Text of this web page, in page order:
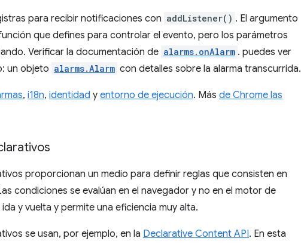
para recibir notificaciones con addListener() . El argumento
que defines para controlar el evento, pero los parámetros
Verificar la documentación de alarms.onAlarm . puedes ver
un objeto alarms.Alarm con detalles sobre la alarma transcurrida.
, i18n, identidad y entorno de ejecución. Más de Chrome las
proporcionan un medio para definir reglas que consisten en
condiciones se evalúan en el navegador y no en el motor de
y vuelta y permite una eficiencia muy alta.
se usan, por ejemplo, en la Declarative Content API. En esta